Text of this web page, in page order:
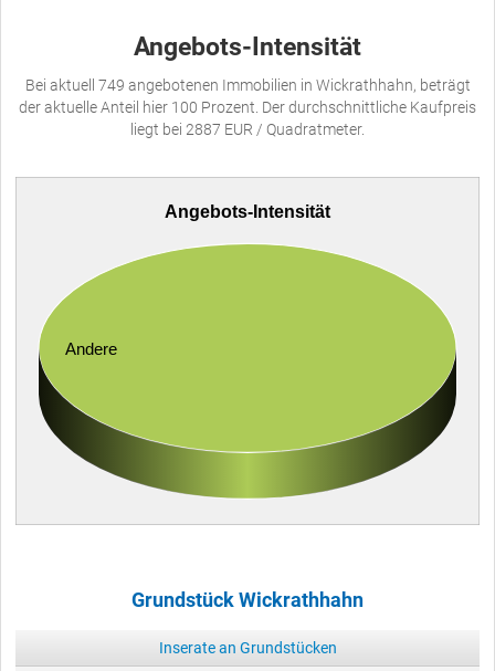
Angebots-Intensität
Bei aktuell 749 angebotenen Immobilien in Wickrathhahn, beträgt
der aktuelle Anteil hier 100 Prozent. Der durchschnittliche Kaufpreis
liegt bei 2887 EUR / Quadratmeter.
Angebots-Intensität
Andere
Grundstück Wickrathhahn
Inserate an Grundstücken